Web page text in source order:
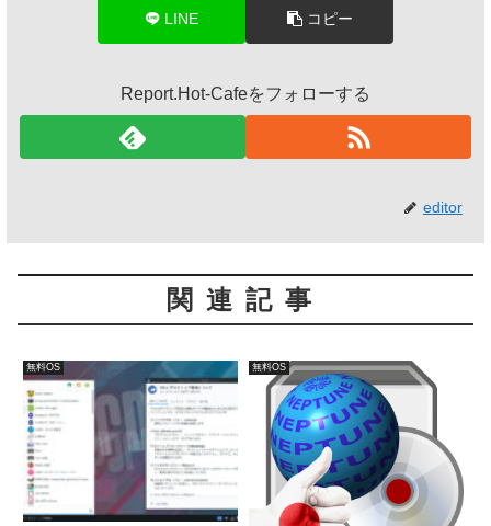
LINE コピー
Report.Hot-Cafeをフォローする
editor
関連記事
無料OS 無料OS